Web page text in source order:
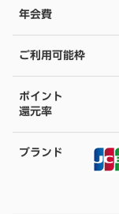
年会費
ご利用可能枠
ポイント
還元率
ブランド